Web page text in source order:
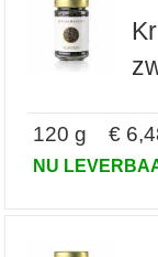
120 g €
NU